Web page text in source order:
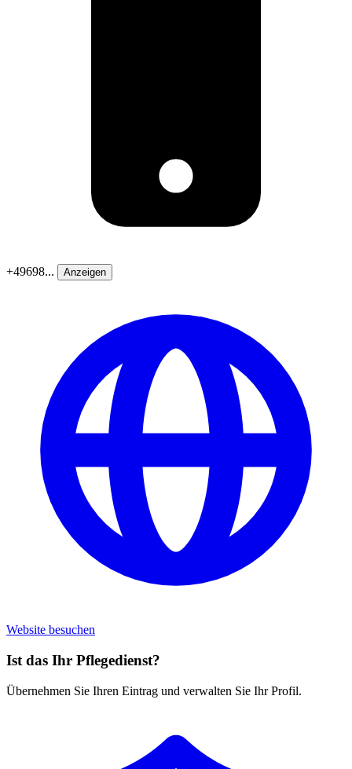
+49698... Anzeigen
Website besuchen
Ist das Ihr Pflegedienst?
Übernehmen Sie Ihren Eintrag und verwalten Sie Ihr Profil.